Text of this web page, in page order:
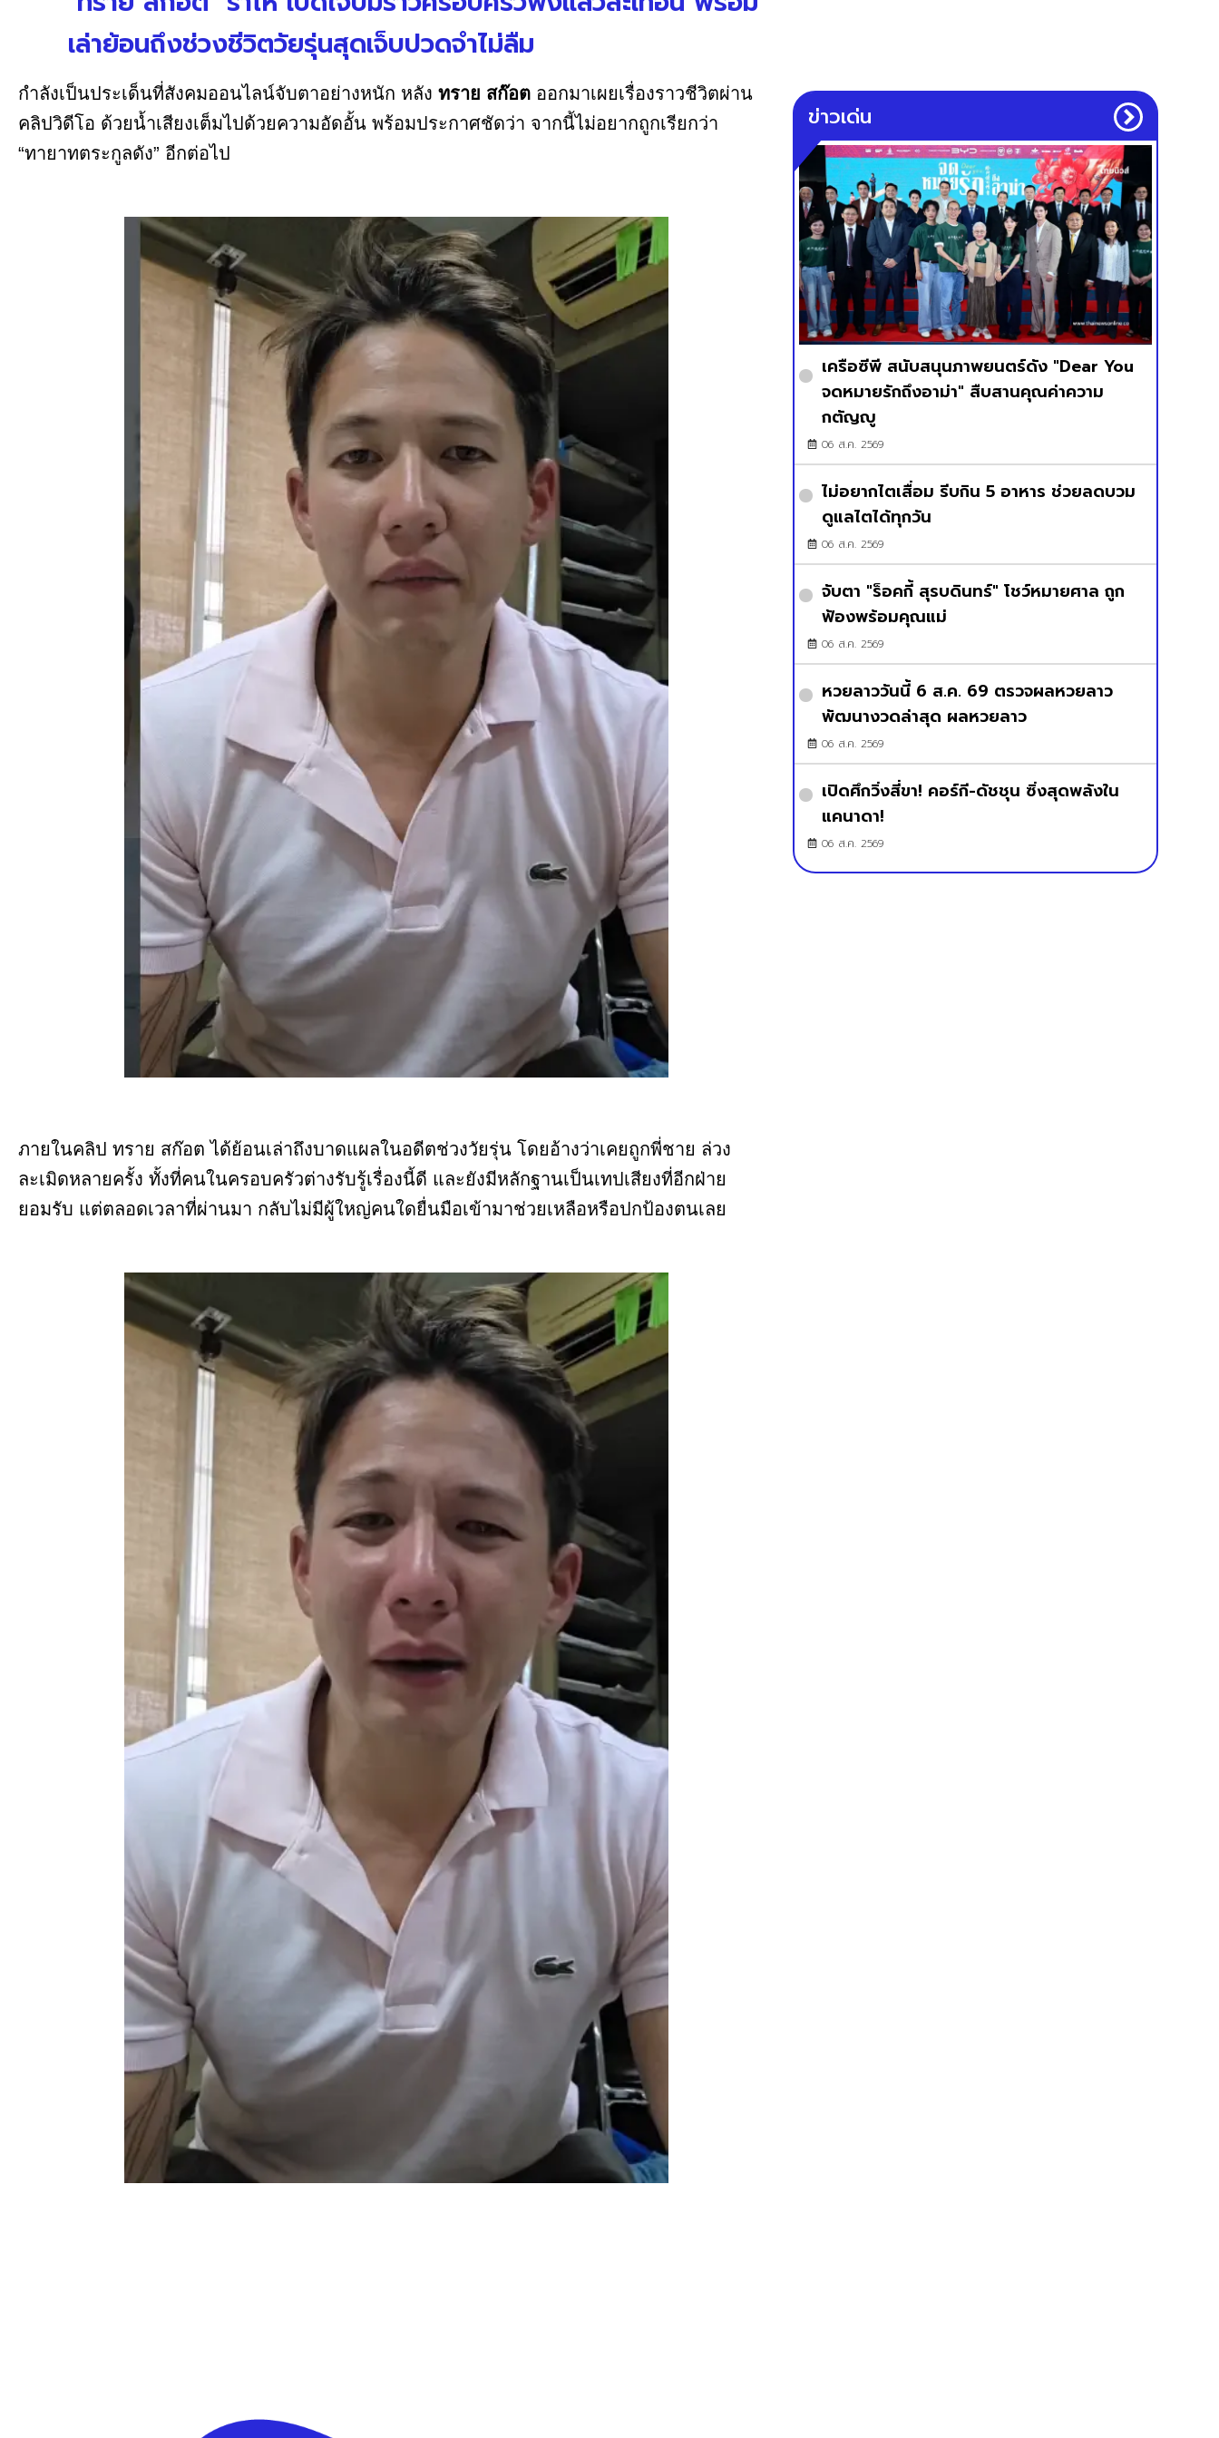
เล่าย้อนถึงช่วงชีวิตวัยรุ่นสุดเจ็บปวดจำไม่ลืม
กำลังเป็นประเด็นที่สังคมออนไลน์จับตาอย่างหนัก หลัง ทราย สก๊อต ออกมาเผยเรื่องราวชีวิตผ่าน
คลิปวิดีโอ ด้วยน้ำเสียงเต็มไปด้วยความอัดอั้น พร้อมประกาศชัดว่า จากนี้ไม่อยากถูกเรียกว่า
“ทายาทตระกูลดัง” อีกต่อไป
ภายในคลิป ทราย สก๊อต ได้ย้อนเล่าถึงบาดแผลในอดีตช่วงวัยรุ่น โดยอ้างว่าเคยถูกพี่ชาย ล่วง
ละเมิดหลายครั้ง ทั้งที่คนในครอบครัวต่างรับรู้เรื่องนี้ดี และยังมีหลักฐานเป็นเทปเสียงที่อีกฝ่าย
ยอมรับ แต่ตลอดเวลาที่ผ่านมา กลับไม่มีผู้ใหญ่คนใดยื่นมือเข้ามาช่วยเหลือหรือปกป้องตนเลย
ข่าวเด่น
เครือซีพี สนับสนุนภาพยนตร์ดัง "Dear You
จดหมายรักถึงอาม่า" สืบสานคุณค่าความ
กตัญญู
06 ส.ค. 2569
ไม่อยากไตเสื่อม รีบกิน 5 อาหาร ช่วยลดบวม
ดูแลไตได้ทุกวัน
06 ส.ค. 2569
จับตา "ร็อคกี้ สุรบดินทร์" โชว์หมายศาล ถูก
ฟ้องพร้อมคุณแม่
06 ส.ค. 2569
หวยลาววันนี้ 6 ส.ค. 69 ตรวจผลหวยลาว
พัฒนางวดล่าสุด ผลหวยลาว
06 ส.ค. 2569
เปิดศึกวิ่งสี่ขา! คอร์กี-ดัชชุน ซิ่งสุดพลังใน
แคนาดา!
06 ส.ค. 2569